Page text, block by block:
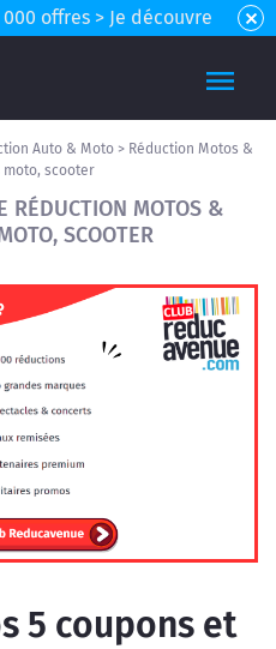
offres > Je découvre
Auto & Moto > Réduction Motos &
moto, scooter
RÉDUCTION MOTOS &
SCOOTER
5 coupons et